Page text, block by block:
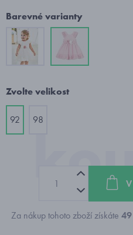
Barevné varianty
Zvolte velikost
92 98
Za nákup tohoto zboží získáte 49